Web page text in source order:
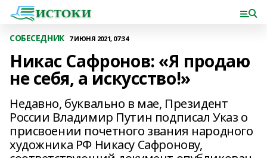
СОБЕСЕДНИК 7 ИЮНЯ 2021, 07:34
Никас Сафронов: «Я продаю
не себя, а искусство!»
Недавно, буквально в мае, Президент
России Владимир Путин подписал Указ о
присвоении почетного звания народного
художника РФ Никасу Сафронову,